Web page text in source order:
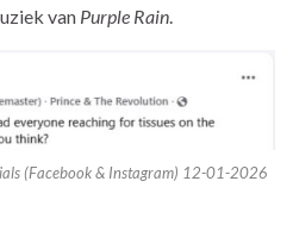
van Purple Rain.
(Facebook & Instagram) 12-01-2026